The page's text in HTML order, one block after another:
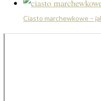
Ciasto marchewkowe –